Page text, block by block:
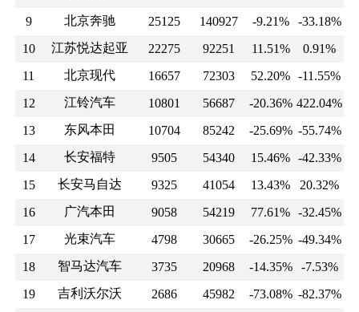
9
北京奔驰 25125 140927 -9.21%
-33.18%
10
江苏悦达起亚 22275 92251 11.51%
0.91%
11
北京现代 16657 72303 52.20% -11.55%
12
江铃汽车 10801 56687 -20.36% 422.04%
13
东风本田 10704 85242 -25.69% -55.74%
14
长安福特 9505 54340 15.46% -42.33%
15
长安马自达 9325 41054 13.43%
20.32%
16
广汽本田 9058 54219 77.61% -32.45%
17
光束汽车 4798 30665 -26.25% -49.34%
18
智马达汽车 3735 20968 -14.35%
-7.53%
19
吉利沃尔沃 2686 45982 -73.08% -82.37%